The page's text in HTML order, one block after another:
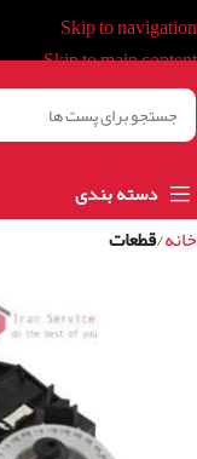
Skip to navigation
Skip to main content
دسته بندی
خانه/قطعات